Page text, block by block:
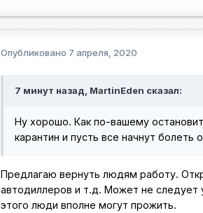
Опубликовано 7 апреля, 2020
7 минут назад, MartinEden сказал:
Ну хорошо. Как по-вашему
карантин и пусть все начнут болеть
Предлагаю вернуть людям работу.
автодиллеров и т.д. Может не следует
этого люди вполне могут прожить.